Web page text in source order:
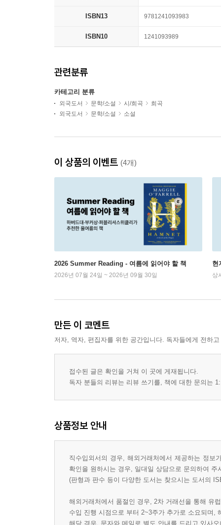
ISBN13 9781241093983
ISBN10 1241093989
관련분류
카테고리 분류
외국도서 문학/소설 시/희곡
희곡
외국도서
문학/소설 소설
이 상품의 이벤트 (4개)
2026 Summer Reading - 여름에 읽어야 할 책
2026년 07월 24일 ~ 2026년 09월 30일
현
상
만든 이 코멘트
저자, 역자, 편집자를 위한 공간입니다. 독자들에게 전하
접수된 글은 확인을 거쳐 이 곳에 게재됩니다.
독자 분들의 리뷰는 리뷰 쓰기를, 책에 대한 문의는
상품정보 안내
직수입외서의 경우, 해외거래처에서 제공하는 정
확인을 원하시는 경우, 일대일 상담으로 문의하여 주
(판형과 판수 등이 다양한 도서는 찾으시는 도서의
해외거래처에서 품절인 경우, 2차 거래선을 통해 유
수입 진행 시점으로 부터 2~3주가 추가로 소요되며,
해당 경우, 문자와 메일로 별도 안내를 드리고 있사